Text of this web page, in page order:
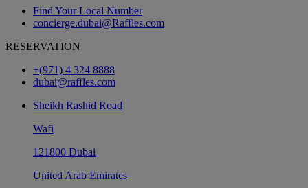
Find Your Local Number
concierge.dubai@Raffles.com
RESERVATION
+(971) 4 324 8888
dubai@raffles.com
Sheikh Rashid Road
Wafi
121800 Dubai
United Arab Emirates